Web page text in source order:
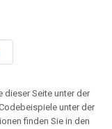
dieser Seite unter der
unter der
finden Sie in den